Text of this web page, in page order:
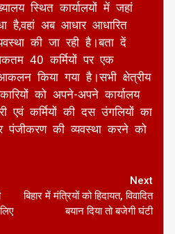
स्थित कार्यालयों में जहां
है,वहां अब आधार आधारित
की जा रही है।बता दें
40 कर्मियों पर एक
किया गया है।सभी क्षेत्रीय
को अपने-अपने कार्यालय
एवं कर्मियों की दस उंगलियों का
की व्यवस्था करने को
Next
बिहार में मंत्रियों को हिदायत, विवादित
बयान दिया तो बजेगी घंटी